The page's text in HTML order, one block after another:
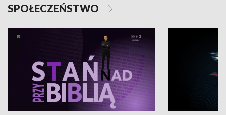
SPOŁECZEŃSTWO